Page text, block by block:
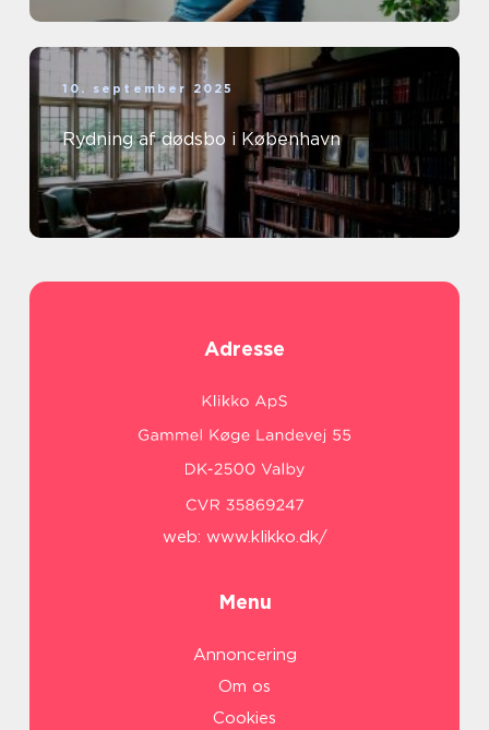
10. september 2025
Rydning af dødsbo i København
Adresse
web: www.klikko.dk/
Menu
Annoncering
Om os
Cookies